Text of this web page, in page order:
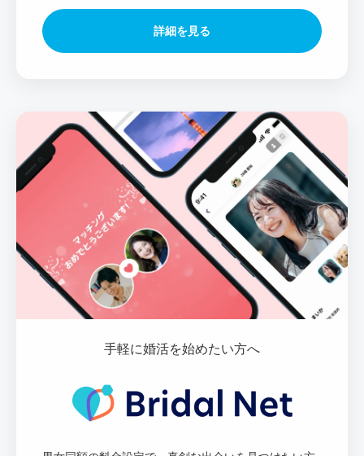
詳細を見る
手軽に婚活を始めたい方へ